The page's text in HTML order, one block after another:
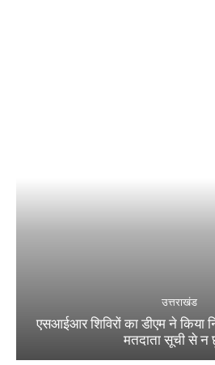
उत्तराखंड
एसआईआर शिविरों का डीएम ने किया
मतदाता सूची से